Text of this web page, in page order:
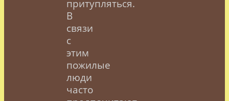
притупляться.
В
связи
с
этим
пожилые
люди
часто